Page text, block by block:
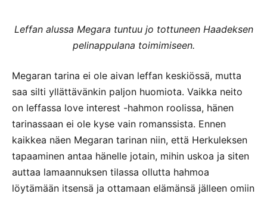
Leffan alussa Megara tuntuu jo tottuneen Haadeksen
pelinappulana toimimiseen.
Megaran tarina ei ole aivan leffan keskiössä, mutta
saa silti yllättävänkin paljon huomiota. Vaikka neito
on leffassa love interest -hahmon roolissa, hänen
tarinassaan ei ole kyse vain romanssista. Ennen
kaikkea näen Megaran tarinan niin, että Herkuleksen
tapaaminen antaa hänelle jotain, mihin uskoa ja siten
auttaa lamaannuksen tilassa ollutta hahmoa
löytämään itsensä ja ottamaan elämänsä jälleen omiin